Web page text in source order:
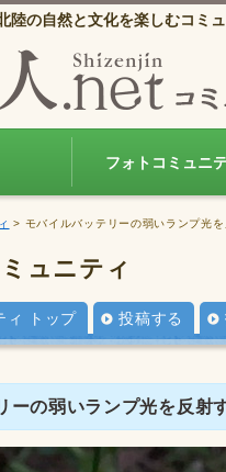
陸の自然と文化を楽しむコミ
フォトコミュニ
> モバイルバッテリーの弱いランプ光
ュニティ
ィ トップ 投稿する
ーの弱いランプ光を反射